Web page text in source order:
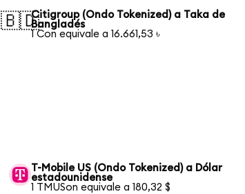
🇧🇩Citigroup (Ondo Tokenized) a Taka de
Bangladés
1 Con equivale a 16.661,53 ৳
T-Mobile US (Ondo Tokenized) a Dólar
estadounidense
1 TMUSon equivale a 180,32 $